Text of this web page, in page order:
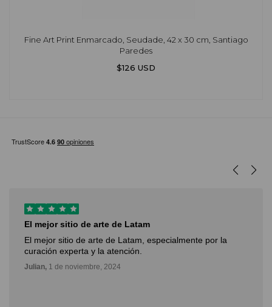
Fine Art Print Enmarcado, Seudade, 42 x 30 cm, Santiago
Paredes
$126 USD
El mejor sitio de arte de Latam
El mejor sitio de arte de Latam, especialmente por la
curación experta y la atención.
Julian, 1 de noviembre, 2024